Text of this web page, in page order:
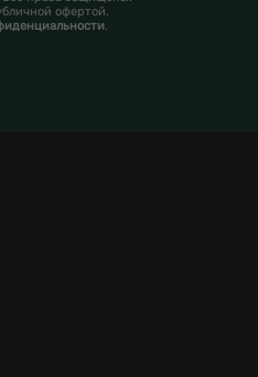
офертой.
.